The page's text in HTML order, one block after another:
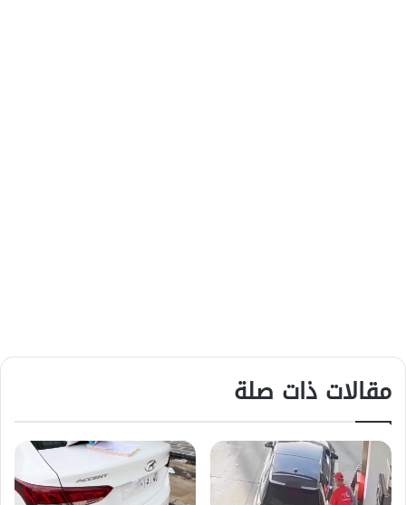
مقالات ذات صلة